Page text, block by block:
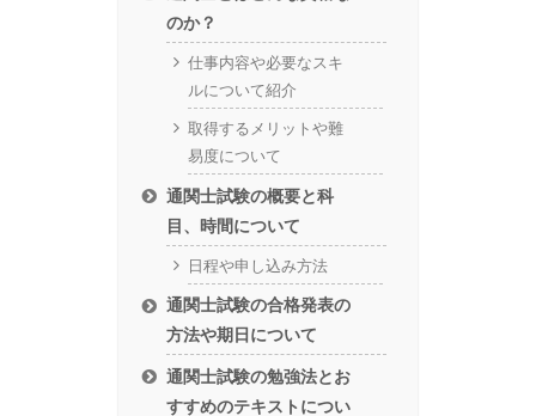
のか？
仕事内容や必要なスキ
ルについて紹介
取得するメリットや難
易度について
通関士試験の概要と科
目、時間について
日程や申し込み方法
通関士試験の合格発表の
方法や期日について
通関士試験の勉強法とお
すすめのテキストについ